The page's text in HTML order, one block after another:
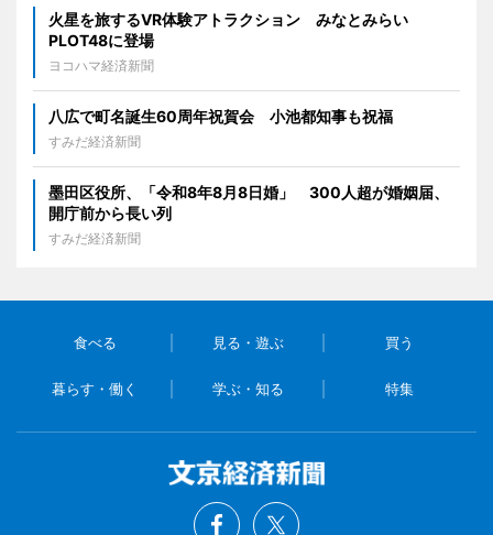
火星を旅するVR体験アトラクション みなとみらい
PLOT48に登場
ヨコハマ経済新聞
八広で町名誕生60周年祝賀会 小池都知事も祝福
すみだ経済新聞
墨田区役所、「令和8年8月8日婚」 300人超が婚姻届、
開庁前から長い列
すみだ経済新聞
食べる 見る・遊ぶ 買う
暮らす・働く 学ぶ・知る 特集